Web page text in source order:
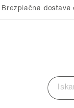
Brezplačna dostava